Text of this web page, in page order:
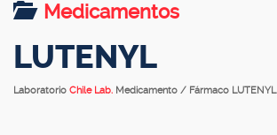
Medicamentos
LUTENYL
Laboratorio Chile Lab. Medicamento / Fármaco LUTENYL